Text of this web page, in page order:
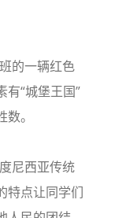
的一辆红色
有“城堡王国”
。
尼西亚传统
点让同学们